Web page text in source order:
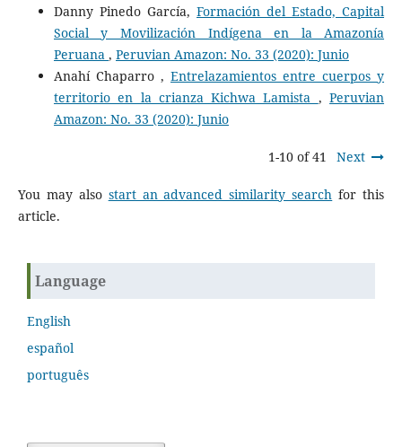
Danny Pinedo García, Formación del Estado, Capital
Social y Movilización Indígena en la Amazonía
Peruana , Peruvian Amazon: No. 33 (2020): Junio
Anahí Chaparro , Entrelazamientos entre cuerpos y
territorio en la crianza Kichwa Lamista ,Peruvian
Amazon: No. 33 (2020): Junio
1-10 of 41 Next
You may also start an advanced similarity search for this
article.
Language
English
español
português